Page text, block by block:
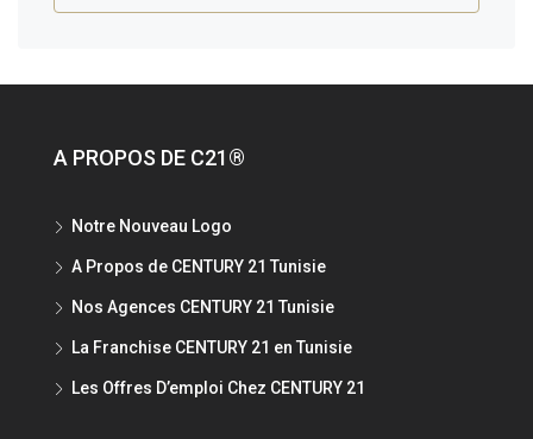
A PROPOS DE C21®
Notre Nouveau Logo
A Propos de CENTURY 21 Tunisie
Nos Agences CENTURY 21 Tunisie
La Franchise CENTURY 21 en Tunisie
Les Offres D’emploi Chez CENTURY 21